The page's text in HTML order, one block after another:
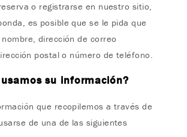
o registrarse en nuestro sitio,
es posible que se le pida que
dirección de correo
postal o número de teléfono.
su información?
que recopilemos a través de
de una de las siguientes